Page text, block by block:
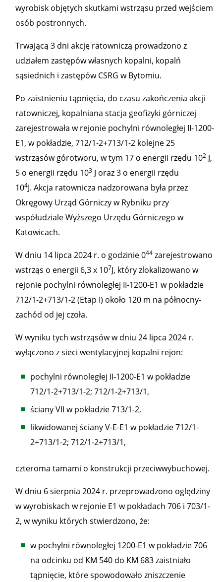
wyrobisk objętych skutkami wstrząsu przed wejściem
osób postronnych.
Trwającą 3 dni akcję ratowniczą prowadzono z
udziałem zastępów własnych kopalni, kopalń
sąsiednich i zastępów CSRG w Bytomiu.
Po zaistnieniu tąpnięcia, do czasu zakończenia akcji
ratowniczej, kopalniana stacja geofizyki górniczej
zarejestrowała w rejonie pochylni równoległej II-1200-
E1, w pokładzie, 712/1-2+713/1-2 kolejne 25
wstrząsów górotworu, w tym 17 o energii rzędu 102 J,
5 o energii rzędu 103 J oraz 3 o energii rzędu
104J. Akcja ratownicza nadzorowana była przez
Okręgowy Urząd Górniczy w Rybniku przy
współudziale Wyższego Urzędu Górniczego w
Katowicach.
W dniu 14 lipca 2024 r. o godzinie 044 zarejestrowano
wstrząs o energii 6,3 x 107J, który zlokalizowano w
rejonie pochylni równoległej II-1200-E1 w pokładzie
712/1-2+713/1-2 (Etap I) około 120 m na północny-
zachód od jej czoła.
W wyniku tych wstrząsów w dniu 24 lipca 2024 r.
wyłączono z sieci wentylacyjnej kopalni rejon:
pochylni równoległej II-1200-E1 w pokładzie
712/1-2+713/1-2; 712/1-2+713/1,
ściany VII w pokładzie 713/1-2,
likwidowanej ściany V-E-E1 w pokładzie 712/1-
2+713/1-2; 712/1-2+713/1,
czteroma tamami o konstrukcji przeciwwybuchowej.
W dniu 6 sierpnia 2024 r. przeprowadzono oględziny
w wyrobiskach w rejonie E1 w pokładach 706 i 703/1-
2, w wyniku których stwierdzono, że:
w pochylni równoległej 1200-E1 w pokładzie 706
na odcinku od KM 540 do KM 683 zaistniało
tąpnięcie, które spowodowało zniszczenie